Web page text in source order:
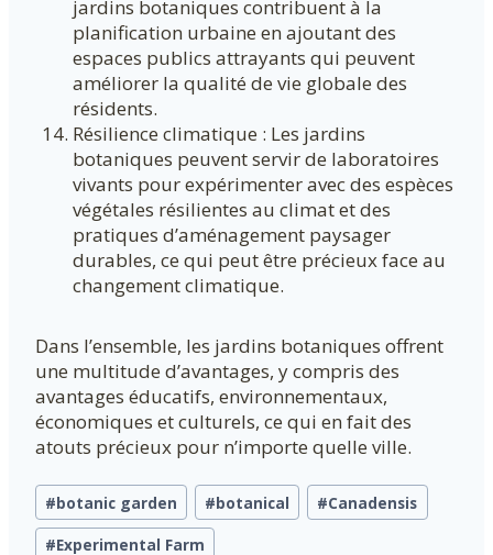
jardins botaniques contribuent à la
planification urbaine en ajoutant des
espaces publics attrayants qui peuvent
améliorer la qualité de vie globale des
résidents.
Résilience climatique : Les jardins
botaniques peuvent servir de laboratoires
vivants pour expérimenter avec des espèces
végétales résilientes au climat et des
pratiques d’aménagement paysager
durables, ce qui peut être précieux face au
changement climatique.
Dans l’ensemble, les jardins botaniques offrent
une multitude d’avantages, y compris des
avantages éducatifs, environnementaux,
économiques et culturels, ce qui en fait des
atouts précieux pour n’importe quelle ville.
Étiquettes
de
la
#botanic garden #botanical #Canadensis
#Experimental Farm